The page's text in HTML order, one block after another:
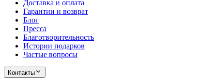
Доставка и оплата
Гарантии и возврат
Блог
Пресса
Благотворительность
Истории подарков
Частые вопросы
Контакты